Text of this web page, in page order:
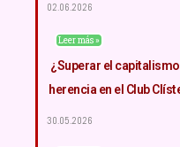
02.06.2026
Leer más »
¿Superar el
herencia en el Club
30.05.2026